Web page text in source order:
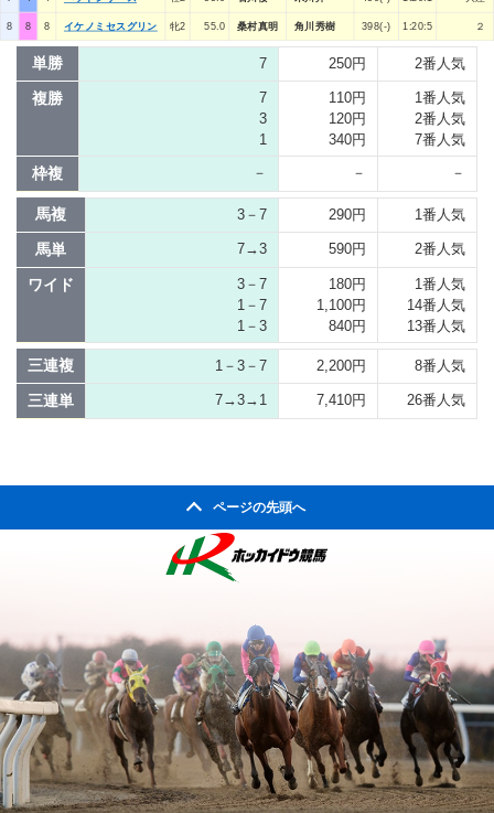
8 8 8 イケノミセスグリン 牝2 55.0 桑村真明 角川秀樹 398(-) 1:20:5 ２
単勝 7 250円 2番人気
複勝
7
3
1
110円
120円
340円
1番人気
2番人気
7番人気
枠複 － － －
馬複 3－7 290円 1番人気
馬単 7→3 590円 2番人気
ワイド
3－7
1－7
1－3
180円
1,100円
840円
1番人気
14番人気
13番人気
三連複 1－3－7 2,200円 8番人気
三連単 7→3→1 7,410円 26番人気
ページの先頭へ